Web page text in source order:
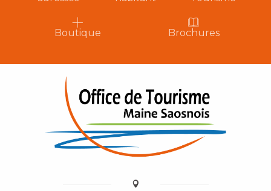
Boutique Brochures